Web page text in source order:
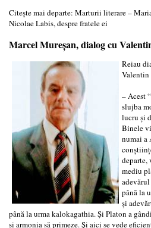
Citește mai departe: Marturii literare –
Nicolae Labis, despre fratele ei
Marcel Mureșan, dialog cu
Reiau
Valentin
– Acest
slujba
lucru și
Binele
numai a
departe,
mediu
adevărul
până la
și
până la urma kalokagathia. Și Platon a
și armonia să primeze. Și aici se vede